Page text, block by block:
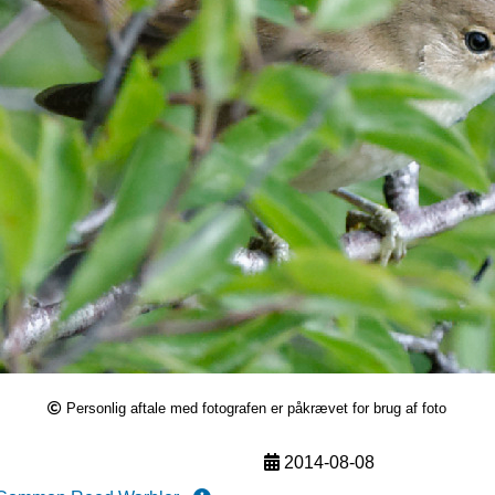
Personlig aftale med fotografen er påkrævet for brug af foto
2014-08-08